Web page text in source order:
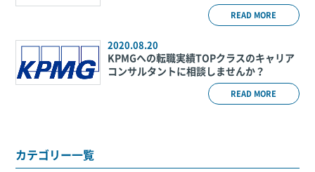
READ MORE
2020.08.20
KPMGへの転職実績TOPクラスのキャリア
コンサルタントに相談しませんか？
READ MORE
カテゴリー一覧